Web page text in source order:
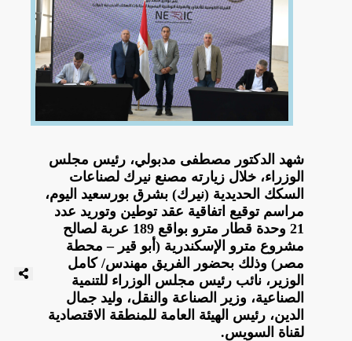
شهد الدكتور مصطفى مدبولي، رئيس مجلس
الوزراء، خلال زيارته مصنع نيرك لصناعات
السكك الحديدية (نيرك) بشرق بورسعيد اليوم،
مراسم توقيع اتفاقية عقد توطين وتوريد عدد
21 وحدة قطار مترو بواقع 189 عربة لصالح
مشروع مترو الإسكندرية (أبو قير – محطة
مصر) وذلك بحضور الفريق مهندس/ كامل
الوزير، نائب رئيس مجلس الوزراء للتنمية
الصناعية، وزير الصناعة والنقل، وليد جمال
الدين، رئيس الهيئة العامة للمنطقة الاقتصادية
لقناة السويس.